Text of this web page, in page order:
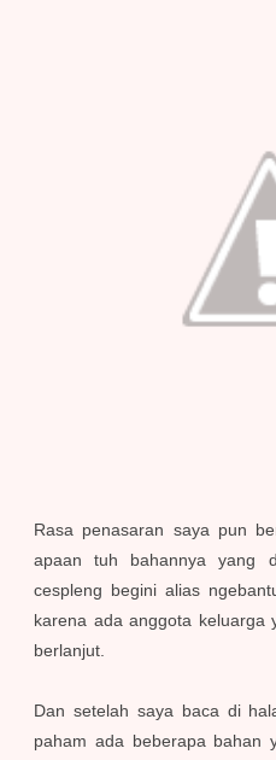
Rasa penasaran saya pun
apaan tuh bahannya yang
cespleng begini alias
karena ada anggota keluarga
berlanjut.
Dan setelah saya baca di
paham ada beberapa bahan